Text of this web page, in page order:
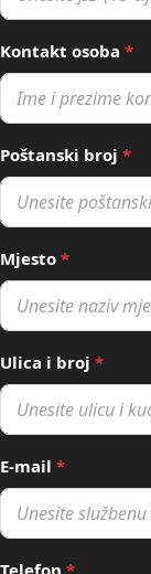
Kontakt osoba *
Poštanski broj *
Mjesto *
Ulica i broj *
E-mail *